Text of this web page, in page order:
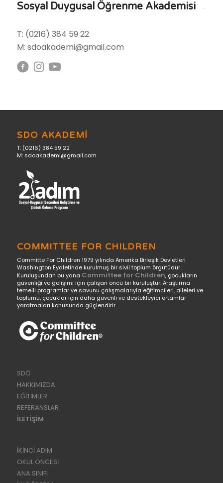
Sosyal Duygusal Öğrenme Akademisi
T: (0216) 384 59 22
M: sdoakademi@gmail.com
SDO AKADEMİ
T: (0216) 384 59 22
M: sdoakademi@gmail.com
COMMITTEE FOR CHILDREN
Committe For Children 1979 yılında Amerika Birleşik Devletleri
Washington Eyaletinde kurulmuş bir sivil toplum örgütüdür.
Kuruluşundan bu yana Committee for Children, çocukların
güvenliği ve gelişimi için çalışan öncü bir kuruluştur. Araştırma
temelli programlar ve savunu çalışmalarıyla eğitimcileri, aileleri ve
toplumu, çocuklar için daha güvenli ve destekleyici ortamlar
yaratmaları konusunda güçlendirir.
SDÖ
HAKKIMIZDA
EĞİTİMLER
REFERANSLAR
İLETİŞİM
İKİNCİ ADIM
OKUL ÖNCESİ
ANA SINIFI